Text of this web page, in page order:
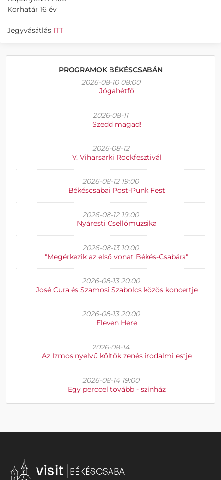
Korhatár 16 év
Jegyvásátlás ITT
PROGRAMOK BÉKÉSCSABÁN
2026-08-10 08:00
Jógahétfő
2026-08-11
Szedd magad!
2026-08-12
V. Viharsarki Rockfesztivál
2026-08-12 19:00
Békéscsabai Post-Punk Fest
2026-08-12 19:00
Nyáresti Csellómuzsika
2026-08-13 10:00
"Megérkezik az első vonat Békés-Csabára"
2026-08-13 20:00
José Cura és Szamosi Szabolcs közös koncertje
2026-08-13 20:00
Eleven Here
2026-08-14
Az Izmos nyelvű költők zenés irodalmi estje
2026-08-14 19:00
Egy perccel tovább - színház